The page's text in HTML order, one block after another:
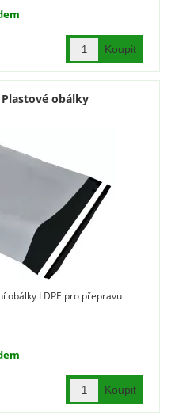
obálky
obálky LDPE pro přepravu